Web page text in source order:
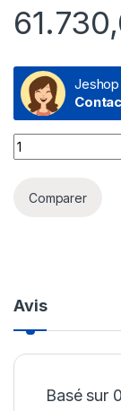
Prix Écran plat
Comparer
Avis
Basé sur